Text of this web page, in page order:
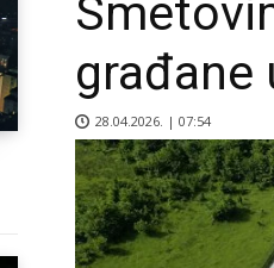
građane
28.04.2026. | 07:54